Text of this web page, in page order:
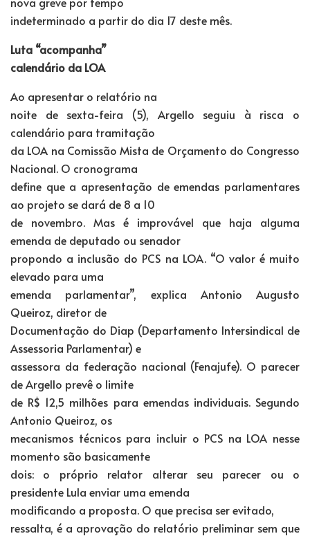
indeterminado a partir do dia 17 deste mês.
Luta “acompanha”
calendário da LOA
Ao apresentar o relatório na
noite de sexta-feira (5), Argello seguiu à risca o
calendário para tramitação
da LOA na Comissão Mista de Orçamento do Congresso
Nacional. O cronograma
define que a apresentação de emendas parlamentares
ao projeto se dará de 8 a 10
de novembro. Mas é improvável que haja alguma
emenda de deputado ou senador
propondo a inclusão do PCS na LOA. “O valor é muito
elevado para uma
emenda parlamentar”, explica Antonio Augusto
Queiroz, diretor de
Documentação do Diap (Departamento Intersindical de
Assessoria Parlamentar) e
assessora da federação nacional (Fenajufe). O parecer
de Argello prevê o limite
de R$ 12,5 milhões para emendas individuais. Segundo
Antonio Queiroz, os
mecanismos técnicos para incluir o PCS na LOA nesse
momento são basicamente
dois: o próprio relator alterar seu parecer ou o
presidente Lula enviar uma emenda
modificando a proposta. O que precisa ser evitado,
ressalta, é a aprovação do relatório preliminar sem que